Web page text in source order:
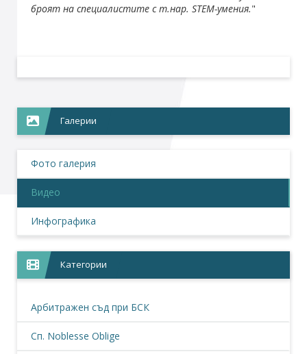
броят на специалистите с т.нар. STEM-умения."
Галерии
Фото галерия
Видео
Инфографика
Категории
Арбитражен съд при БСК
Сп. Noblesse Oblige